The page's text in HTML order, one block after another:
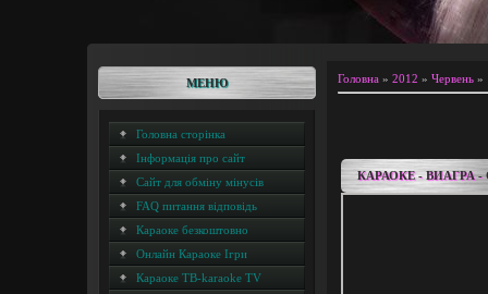
МЕНЮ
Головна сторінка
Інформація про сайт
Сайт для обміну мінусів
FAQ питання відповідь
Караоке безкоштовно
Онлайн Караоке Ігри
Караоке ТВ-karaoke TV
Головна » 2012 » Червень »
КАРАОКЕ - ВИАГРА